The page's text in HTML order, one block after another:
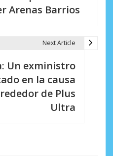
Arenas Barrios
Next Article
Un exministro
en la causa
de Plus
Ultra